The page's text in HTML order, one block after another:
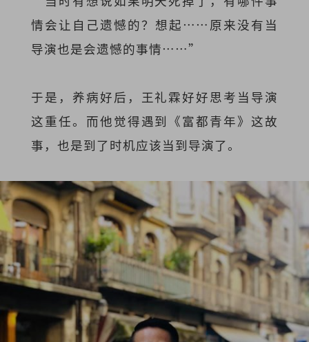
情会让自己遗憾的？想起……原来没有当
导演也是会遗憾的事情……”
于是，养病好后，王礼霖好好思考当导演
这重任。而他觉得遇到《富都青年》这故
事，也是到了时机应该当到导演了。